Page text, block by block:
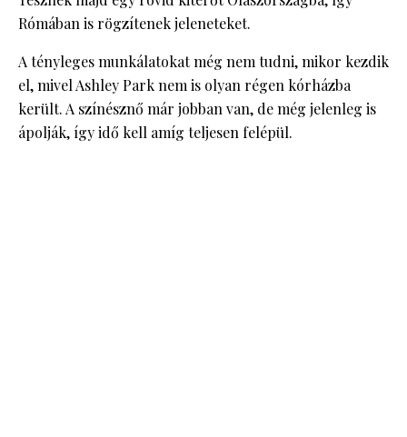
Rómában is rögzítenek jeleneteket.
A tényleges munkálatokat még nem tudni, mikor kezdik
el, mivel Ashley Park nem is olyan régen kórházba
került. A színésznő már jobban van, de még jelenleg is
ápolják, így idő kell amíg teljesen felépül.